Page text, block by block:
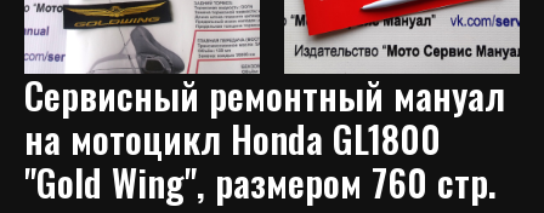
Сервисный ремонтный мануал
на мотоцикл Honda GL1800
"Gold Wing", размером 760 стр.